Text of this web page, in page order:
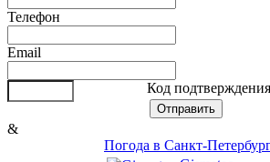
Телефон
Email
Код
&
Погода в Санкт-